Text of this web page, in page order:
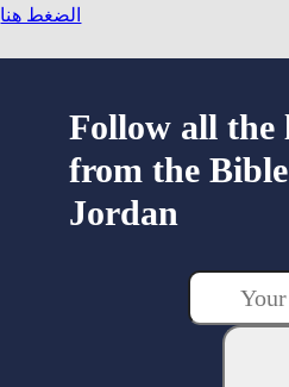
الضغط هنا
Follow all the
from the
Jordan